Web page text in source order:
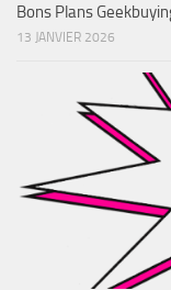
Bons Plans
13 JANVIER 2026